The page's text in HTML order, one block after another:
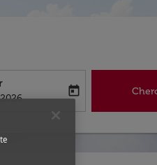
return-date-aria-label
today